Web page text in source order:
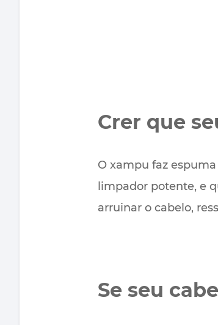
Crer que
O xampu faz
limpador potente, e
arruinar o cabelo,
Se seu